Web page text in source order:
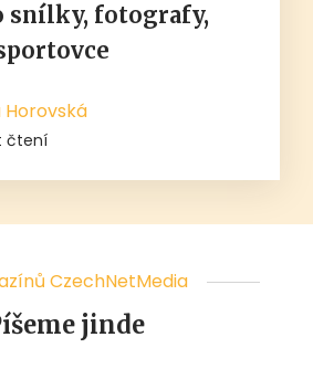
snílky, fotografy,
Horovská
čtení
CzechNetMedia
jinde